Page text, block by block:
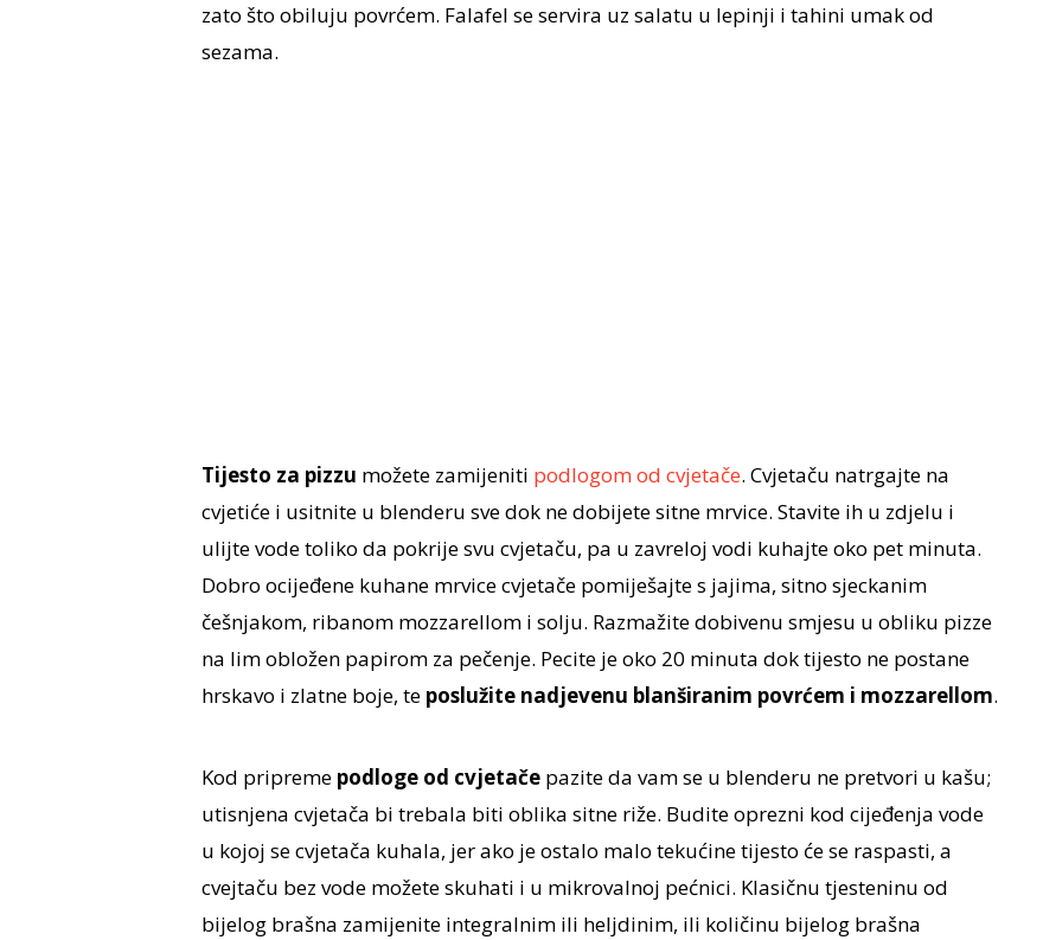
zato što obiluju povrćem. Falafel se servira uz salatu u lepinji i tahini umak od
sezama.
Tijesto za pizzu možete zamijeniti podlogom od cvjetače. Cvjetaču natrgajte na
cvjetiće i usitnite u blenderu sve dok ne dobijete sitne mrvice. Stavite ih u zdjelu i
ulijte vode toliko da pokrije svu cvjetaču, pa u zavreloj vodi kuhajte oko pet minuta.
Dobro ocijeđene kuhane mrvice cvjetače pomiješajte s jajima, sitno sjeckanim
češnjakom, ribanom mozzarellom i solju. Razmažite dobivenu smjesu u obliku pizze
na lim obložen papirom za pečenje. Pecite je oko 20 minuta dok tijesto ne postane
hrskavo i zlatne boje, te poslužite nadjevenu blanširanim povrćem i mozzarellom.
Kod pripreme podloge od cvjetačepazite da vam se u blenderu ne pretvori u kašu;
utisnjena cvjetača bi trebala biti oblika sitne riže. Budite oprezni kod cijeđenja vode
u kojoj se cvjetača kuhala, jer ako je ostalo malo tekućine tijesto će se raspasti, a
cvejtaču bez vode možete skuhati i u mikrovalnoj pećnici. Klasičnu tjesteninu od
bijelog brašna zamijenite integralnim ili heljdinim, ili količinu bijelog brašna